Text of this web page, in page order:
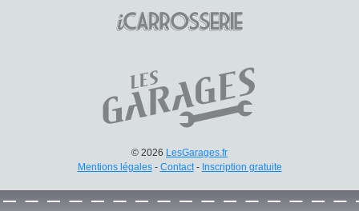
© 2026 LesGarages.fr
Mentions légales- Contact- Inscription gratuite